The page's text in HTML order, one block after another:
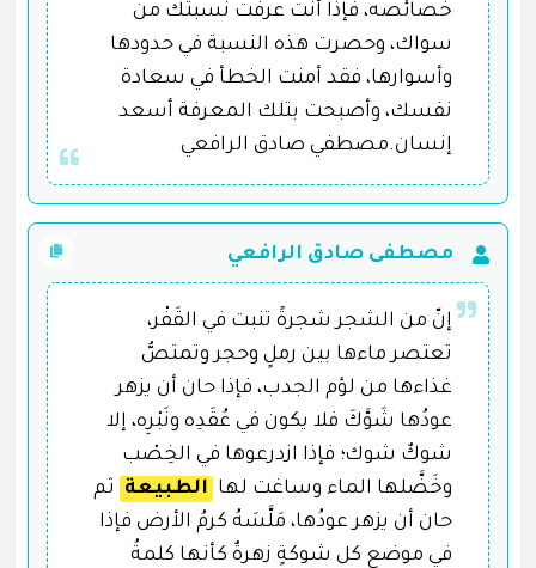
خصائصه، فإذا أنت عرفت نسبتك من
سواك، وحصرت هذه النسبة في حدودها
وأسوارها، فقد أمنت الخطأ في سعادة
نفسك، وأصبحت بتلك المعرفة أسعد
إنسان.مصطفي صادق الرافعي
مصطفى صادق الرافعي
إنّ من الشجر شجرةً تنبت في القَفْر،
تعتصر ماءها بين رملٍ وحجر وتمتصُّ
غذاءها من لؤم الجدب، فإذا حان أن يزهر
عودُها شَوَّكَ فلا يكون في عُقَدِه ونَبْرِه، إلا
شوكٌ شوك؛ فإذا ازدرعوها في الخِصْب
وخَضَّلها الماء وساغت لها الطبيعة
ُ ثم
حان أن يزهر عودُها، مَلَّسَهُ كرمُ الأرض فإذا
في موضع كل شوكةٍ زهرةٌ كأنها كلمةُ